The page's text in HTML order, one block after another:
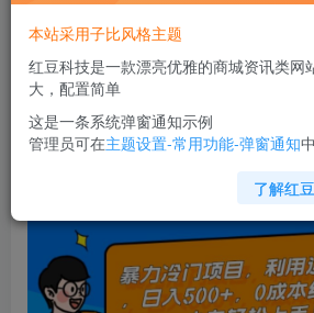
您当前未登录！建议登陆后
暴力冷门项目，利用近视课程，日入
本站采用子比风格主题
红豆科技是一款漂亮优雅的商城资讯类网
大，配置简单
这是一条系统弹窗通知示例
管理员可在主题设置-常用功能-弹窗通知
了解红